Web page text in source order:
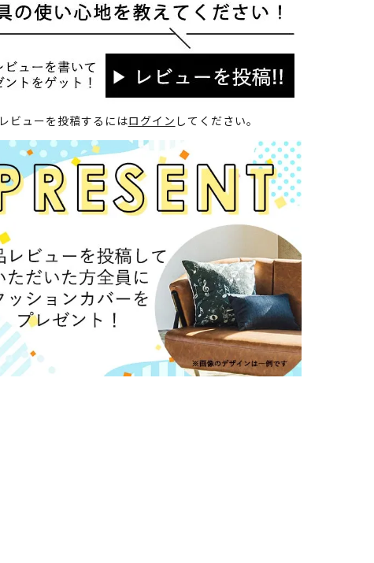
レビューを投稿するにはログイン してください。